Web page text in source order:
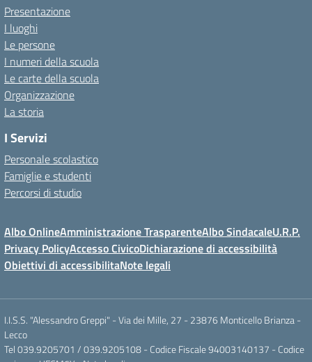
Presentazione
I luoghi
Le persone
I numeri della scuola
Le carte della scuola
Organizzazione
La storia
I Servizi
Personale scolastico
Famiglie e studenti
Percorsi di studio
Albo OnlineAmministrazione TrasparenteAlbo SindacaleU.R.P.
Privacy PolicyAccesso CivicoDichiarazione di accessibilità
Obiettivi di accessibilitaNote legali
I.I.S.S. "Alessandro Greppi" - Via dei Mille, 27 - 23876 Monticello Brianza -
Lecco
Tel 039.9205701 / 039.9205108 - Codice Fiscale 94003140137 - Codice